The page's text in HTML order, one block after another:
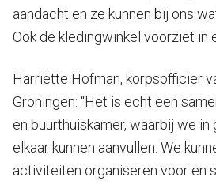
aandacht en ze kunnen bij ons
Ook de kledingwinkel voorziet in
Harriëtte Hofman, korpsofficier
Groningen: “Het is echt een
en buurthuiskamer, waarbij we in
elkaar kunnen aanvullen. We
activiteiten organiseren voor en